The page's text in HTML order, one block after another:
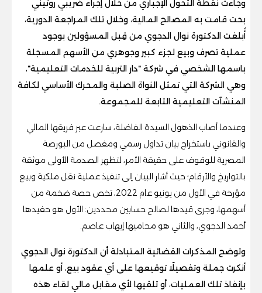
وجاءت نقطة التحول الإجباري من خلال إجراء ضريبي روتيني
بحت قامت به المصالح المالية، وخلال تلك المراجعة الدورية،
أُبلغت الدكتورة نوال الدجوي من قِبل المسؤولين بوجود
عملية تصرف وبيع لجزء كبير وجوهري من الأسهم المسجلة
باسمها الشخصي في شركة "دار التربية للخدمات التعليمية"،
وهي الشركة التي تمثل النواة الصلبة والمحرك الأساسي لكافة
المنشآت التعليمية التابعة للمجموعة.
وعندما أصاب الذهول السيدة الفاضلة، سارعت عبر فريقها المالي
والقانوني باستخراج بيان تداول رسمي ومفصل من البورصة
المصرية للوقوف على حقيقة الأمر، لتظهر الصدمة الأولى موثقة
بالتواريخ والأرقام؛ حيث أشار البيان إلى تنفيذ عملية نقل ملكية وبيع
مؤرخة في الأول من يونيو عام 2022، تخص حصة ضخمة من
أسهمها، وجرى قيدها لصالح حسابين محددين: الأول هو حفيدها
أحمد الدجوي، والثاني هو محاميها إيهاب عاصم.
وتوضح المذكرات القضائية المتبادلة أن الدكتورة نوال الدجوي
أنكرت جملة وتفصيلًا توقيعها على أي عقود بيع، أو علمها
بإنفاذ تلك العمليات، أو تلقيها لأي مقابل مالي لقاء هذه